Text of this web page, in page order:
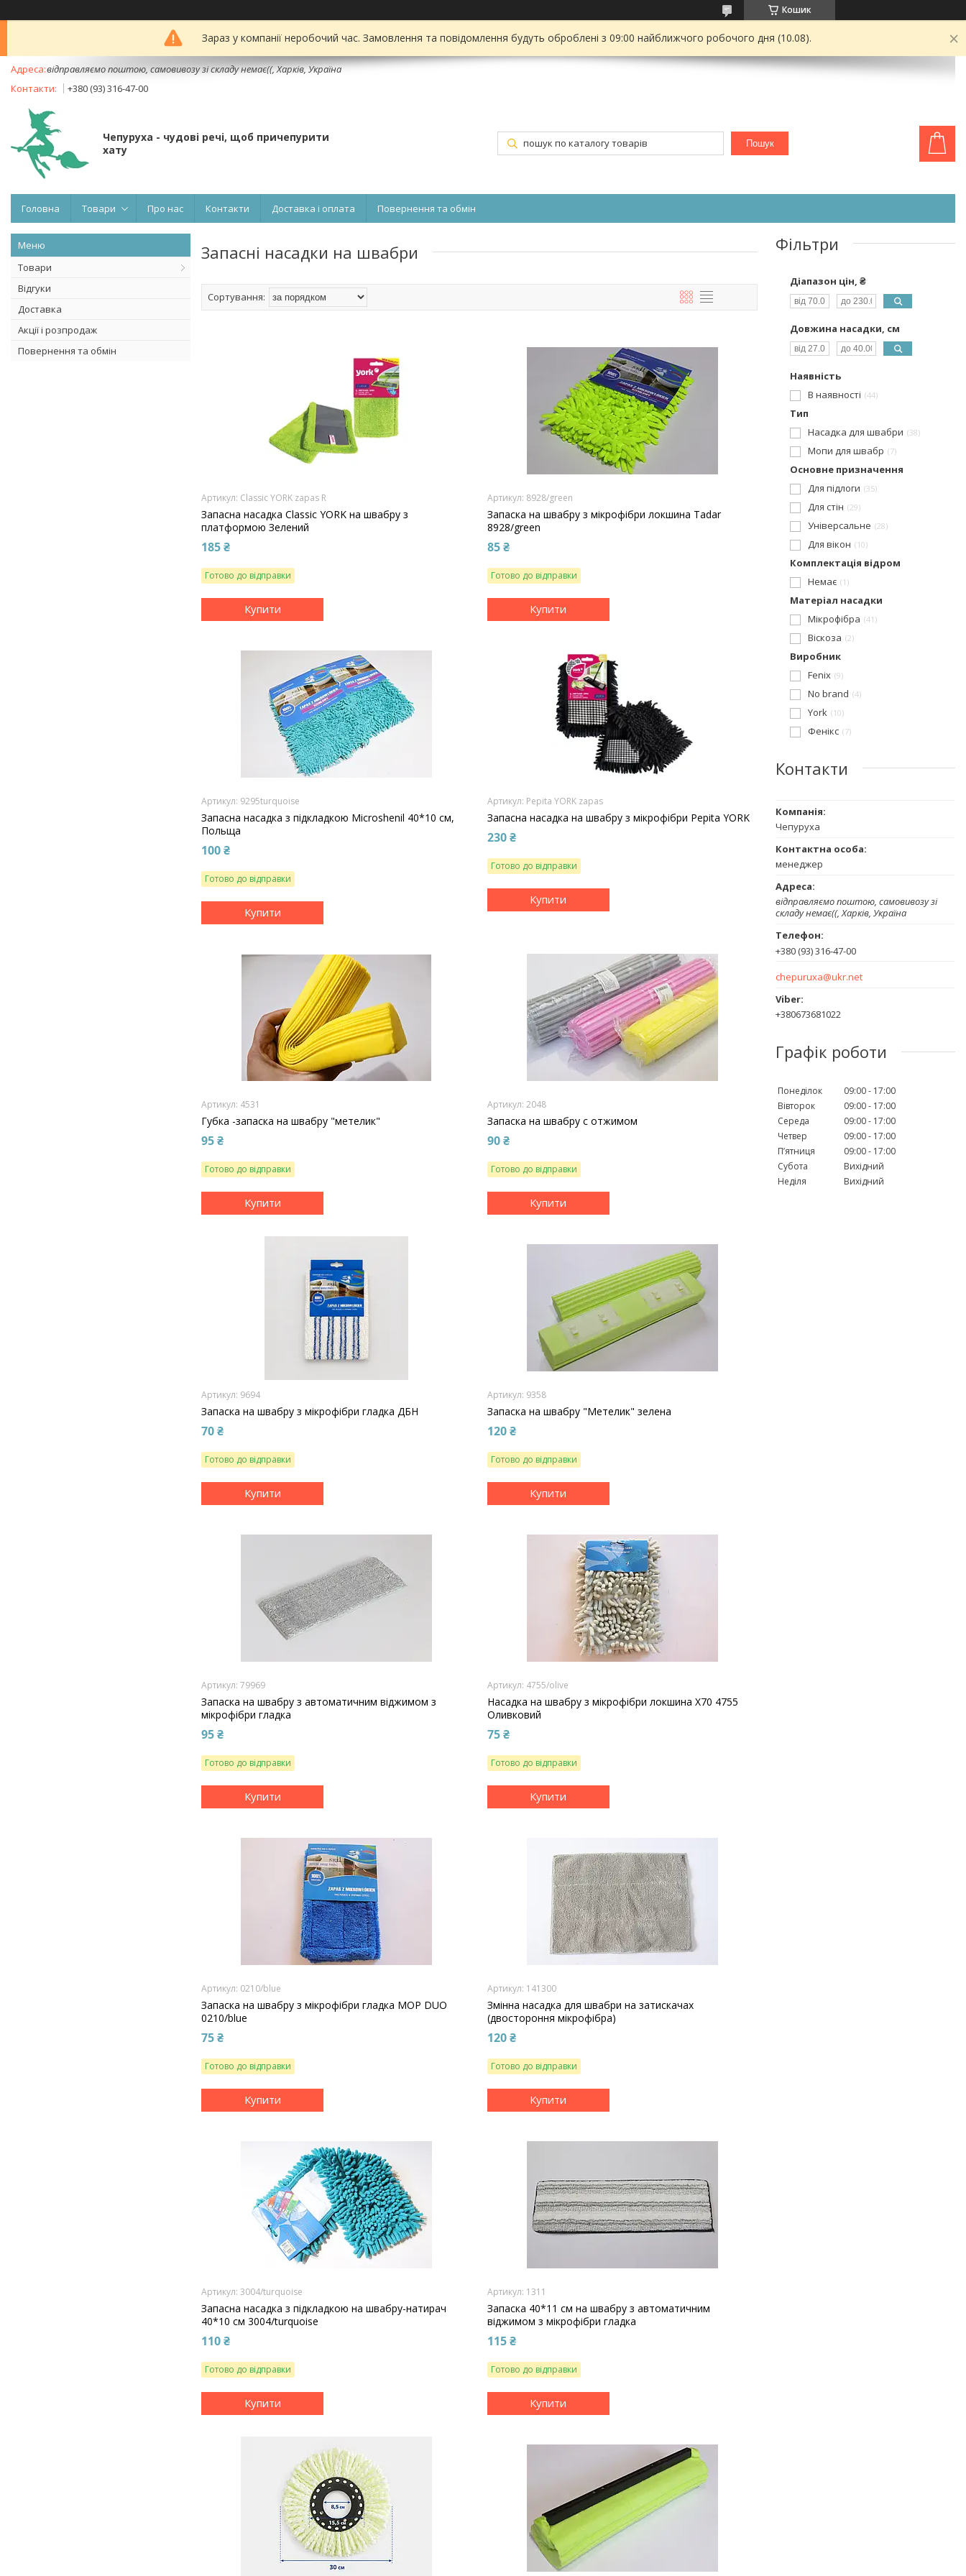
Кошик
Зараз у компанії неробочий час. Замовлення та повідомлення будуть оброблені з 09:00 найближчого робочого дня (10.08).
відправляємо поштою, самовивозу зі складу немає((, Харків, Україна
+380 (93) 316-47-00
Чепуруха - чудовi речi, щоб причепурити
хату
Пошук
Головна Товари Про нас Контакти Доставка і оплата Повернення та обмін
Товари
Відгуки
Доставка
Акції і розпродаж
Повернення та обмін
Запасні насадки на швабри
Classic YORK zapas R
Запасна насадка Classic YORK на швабру з
платформою Зелений
185 ₴
Готово до відправки
Купити
8928/green
Запаска на швабру з мікрофібри локшина Tadar
8928/green
85 ₴
Готово до відправки
Купити
9295turquoise
Запасна насадка з підкладкою Microshenil 40*10 см,
Польща
100 ₴
Готово до відправки
Купити
Pepita YORK zapas
Запасна насадка на швабру з мікрофібри Pepita YORK
230 ₴
Готово до відправки
Купити
4531
Губка -запаска на швабру "метелик"
95 ₴
Готово до відправки
Купити
2048
Запаска на швабру с отжимом
90 ₴
Готово до відправки
Купити
9694
Запаска на швабру з мікрофібри гладка ДБН
70 ₴
Готово до відправки
Купити
9358
Запаска на швабру "Метелик" зелена
120 ₴
Готово до відправки
Купити
79969
Запаска на швабру з автоматичним віджимом з
мікрофібри гладка
95 ₴
Готово до відправки
Купити
4755/olive
Насадка на швабру з мікрофібри локшина X70 4755
Оливковий
75 ₴
Готово до відправки
Купити
0210/blue
Запаска на швабру з мікрофібри гладка MOP DUO
0210/blue
75 ₴
Готово до відправки
Купити
141300
Змінна насадка для швабри на затискачах
(двостороння мікрофібра)
120 ₴
Готово до відправки
Купити
3004/turquoise
Запасна насадка з підкладкою на швабру-натирач
40*10 см 3004/turquoise
110 ₴
Готово до відправки
Купити
1311
Запаска 40*11 см на швабру з автоматичним
віджимом з мікрофібри гладка
115 ₴
Готово до відправки
Купити
Фільтри
Діапазон цін, ₴
Довжина насадки, см
Наявність
В наявності 44
Тип
Насадка для швабри
38
Мопи для швабр 7
Основне призначення
Для підлоги
35
Для стін 29
Універсальне 28
Для вікон 10
Комплектація відром
Немає 1
Матеріал насадки
Мікрофібра 41
Віскоза 2
Виробник
Fenix 9
No brand 4
York 10
Фенікс 7
Контакти
Чепуруха
менеджер
відправляємо поштою, самовивозу зі
складу немає((, Харків, Україна
+380 (93) 316-47-00
chepuruxa@ukr.net
+380673681022
Графік роботи
Понеділок 09:00
17:00
Вівторок
09:00
17:00
Середа
09:00
17:00
Четвер
09:00
17:00
Пʼятниця
09:00
17:00
Субота
Вихідний
Неділя
Вихідний